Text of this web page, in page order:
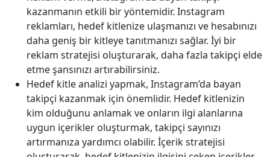
kazanmanın etkili bir yöntemidir. Instagram
reklamları, hedef kitlenize ulaşmanızı ve hesabınızı
daha geniş bir kitleye tanıtmanızı sağlar. İyi bir
reklam stratejisi oluşturarak, daha fazla takipçi elde
etme şansınızı artırabilirsiniz.
Hedef kitle analizi yapmak, Instagram’da bayan
takipçi kazanmak için önemlidir. Hedef kitlenizin
kim olduğunu anlamak ve onların ilgi alanlarına
uygun içerikler oluşturmak, takipçi sayınızı
artırmanıza yardımcı olabilir. İçerik stratejisi